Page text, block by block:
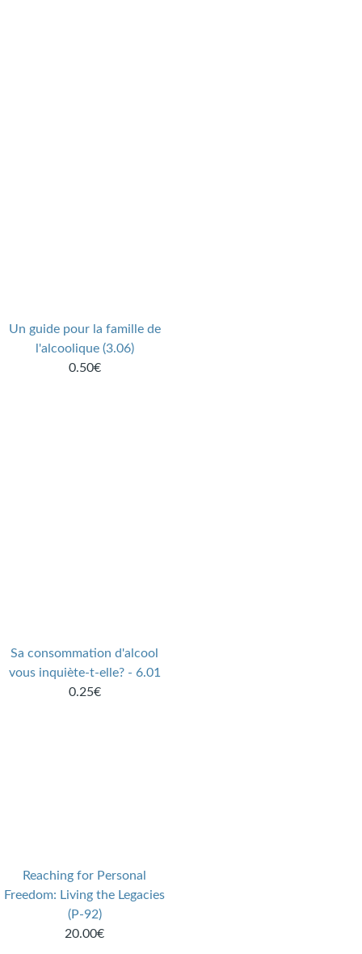
Un guide pour la famille de
l'alcoolique (3.06)
0.50€
Sa consommation d'alcool
vous inquiète-t-elle? - 6.01
0.25€
Reaching for Personal
Freedom: Living the Legacies
(P-92)
20.00€